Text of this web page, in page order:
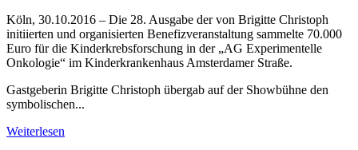
Köln, 30.10.2016 – Die 28. Ausgabe der von Brigitte Christoph
initiierten und organisierten Benefizveranstaltung sammelte 70.000
Euro für die Kinderkrebsforschung in der „AG Experimentelle
Onkologie“ im Kinderkrankenhaus Amsterdamer Straße.
Gastgeberin Brigitte Christoph übergab auf der Showbühne den
symbolischen...
Weiterlesen